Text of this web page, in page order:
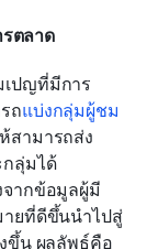
ตลาด
ปญที่มีการ
ถแบ่งกลุ่มผู้ชม
สามารถส่ง
ลุ่มได้
ากข้อมูลผู้มี
ายที่ดีขึ้นนำไปสู่
ขึ้น ผลลัพธ์คือ